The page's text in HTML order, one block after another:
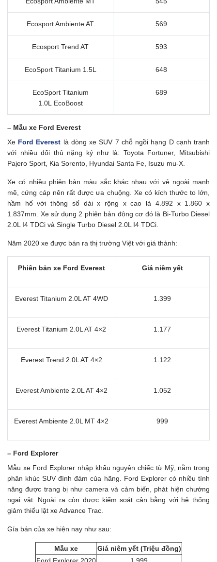
Ecosport Ambiente AT 569
Ecosport Trend AT 593
EcoSport Titanium 1.5L 648
EcoSport Titanium
1.0L EcoBoost
689
– Mẫu xe Ford Everest
Xe Ford Everest là dòng xe SUV 7 chỗ ngồi hạng D cạnh tranh
với nhiều đối thủ nặng ký như là: Toyota Fortuner, Mitsubishi
Pajero Sport, Kia Sorento, Hyundai Santa Fe, Isuzu mu-X.
Xe có nhiều phiên bản màu sắc khác nhau với vẻ ngoài mạnh
mẽ, cứng cáp nên rất được ưa chuộng. Xe có kích thước to lớn,
hầm hố với thông số dài x rộng x cao là 4.892 x 1.860 x
1.837mm. Xe sử dụng 2 phiên bản động cơ đó là Bi-Turbo Diesel
2.0L I4 TDCi và Single Turbo Diesel 2.0L I4 TDCi.
Năm 2020 xe được bán ra thị trường Việt với giá thành:
Phiên bản xe Ford Everest Giá niêm yết
Everest Titanium 2.0L AT 4WD 1.399
Everest Titanium 2.0L AT 4×2 1.177
Everest Trend 2.0L AT 4×2 1.122
Everest Ambiente 2.0L AT 4×2 1.052
Everest Ambiente 2.0L MT 4×2 999
– Ford Explorer
Mẫu xe Ford Explorer nhập khẩu nguyên chiếc từ Mỹ, nằm trong
phân khúc SUV đình đám của hãng. Ford Explorer có nhiều tính
năng được trang bị như camera và cảm biến, phát hiện chướng
ngại vật. Ngoài ra còn được kiểm soát cân bằng với hệ thống
giảm thiểu lật xe Advance Trac.
Gía bán của xe hiện nay như sau:
Mẫu xe
Giá niêm yết (Triệu đồng)
Ford Explorer 2020
1.999